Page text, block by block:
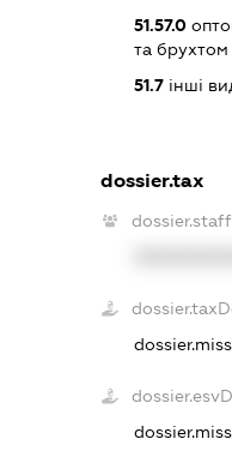
51.57.0
та брухтом
51.7 інші
dossier.tax
dossier.staff